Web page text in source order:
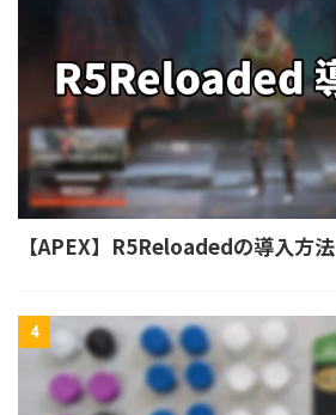
【APEX】R5Reloadedの導入方法
4